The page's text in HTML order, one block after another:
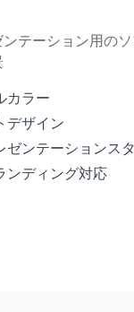
テーション用の
カラー
デザイン
ゼンテーションス
ンディング対応